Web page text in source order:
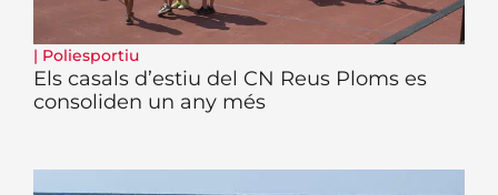
| Poliesportiu
Els casals d’estiu del CN Reus Ploms es
consoliden un any més